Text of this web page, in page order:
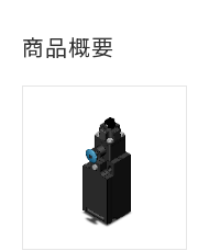
商品概要